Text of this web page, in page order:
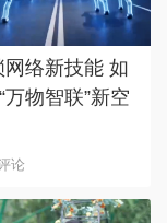
网络新技能 如
万物智联”新空
论